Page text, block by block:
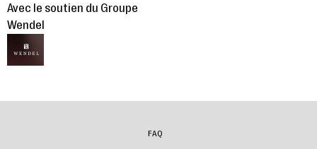
Avec le soutien du Groupe
Wendel
FAQ